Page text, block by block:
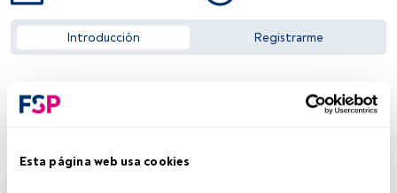
Esta página web usa cookies
Introducción Registrarme